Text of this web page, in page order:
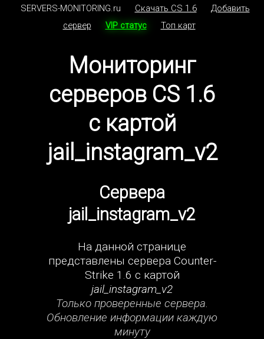
SERVERS-MONITORING.ru Скачать CS 1.6
Добавить
сервер
VIP статус Топ карт
Мониторинг
серверов CS 1.6
с картой
jail_instagram_v2
Сервера
jail_instagram_v2
На данной странице
представлены сервера Counter-
Strike 1.6 с картой
jail_instagram_v2
Только проверенные сервера.
Обновление информации каждую
минуту